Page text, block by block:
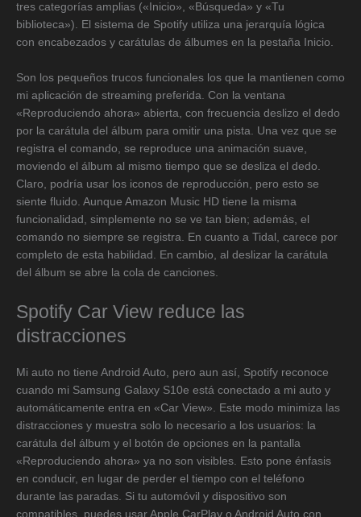
tres categorías amplias («Inicio», «Búsqueda» y «Tu
biblioteca»). El sistema de Spotify utiliza una jerarquía lógica
con encabezados y carátulas de álbumes en la pestaña Inicio.
Son los pequeños trucos funcionales los que la mantienen como
mi aplicación de streaming preferida. Con la ventana
«Reproduciendo ahora» abierta, con frecuencia deslizo el dedo
por la carátula del álbum para omitir una pista. Una vez que se
registra el comando, se reproduce una animación suave,
moviendo el álbum al mismo tiempo que se desliza el dedo.
Claro, podría usar los iconos de reproducción, pero esto se
siente fluido. Aunque Amazon Music HD tiene la misma
funcionalidad, simplemente no se ve tan bien; además, el
comando no siempre se registra. En cuanto a Tidal, carece por
completo de esta habilidad. En cambio, al deslizar la carátula
del álbum se abre la cola de canciones.
Spotify Car View reduce las
distracciones
Mi auto no tiene Android Auto, pero aun así, Spotify reconoce
cuando mi Samsung Galaxy S10e está conectado a mi auto y
automáticamente entra en «Car View». Este modo minimiza las
distracciones y muestra solo lo necesario a los usuarios: la
carátula del álbum y el botón de opciones en la pantalla
«Reproduciendo ahora» ya no son visibles. Esto pone énfasis
en conducir, en lugar de perder el tiempo con el teléfono
durante las paradas. Si tu automóvil y dispositivo son
compatibles, puedes usar Apple CarPlay o Android Auto con